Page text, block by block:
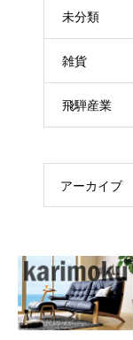
未分類
雑貨
飛騨産業
アーカイブ